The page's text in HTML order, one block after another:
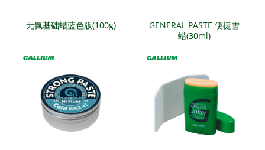
无氟基础蜡蓝色版(100g)
GENERAL PASTE 便捷雪
蜡(30ml)